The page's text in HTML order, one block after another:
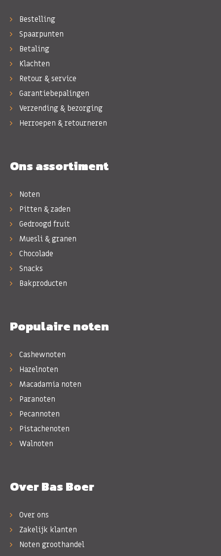
Bestelling
Spaarpunten
Betaling
Klachten
Retour & service
Garantiebepalingen
Verzending & bezorging
Herroepen & retourneren
Ons assortiment
Noten
Pitten & zaden
Gedroogd fruit
Muesli & granen
Chocolade
Snacks
Bakproducten
Populaire noten
Cashewnoten
Hazelnoten
Macadamia noten
Paranoten
Pecannoten
Pistachenoten
Walnoten
Over Bas Boer
Over ons
Zakelijk klanten
Noten groothandel